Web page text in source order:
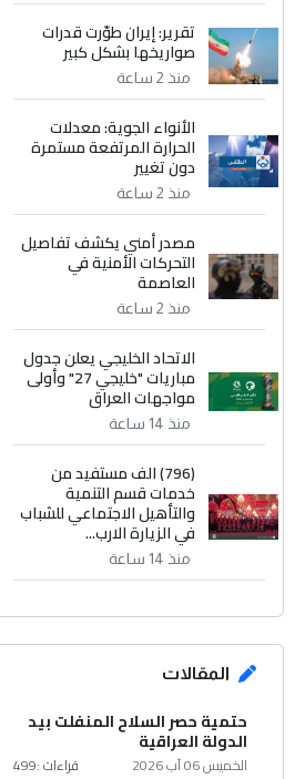
تقرير: إيران طوّرت قدرات
صواريخها بشكل كبير
منذ 2 ساعة
الأنواء الجوية: معدلات
الحرارة المرتفعة مستمرة
دون تغيير
منذ 2 ساعة
مصدر أمني يكشف تفاصيل
التحركات الأمنية في
العاصمة
منذ 2 ساعة
الاتحاد الخليجي يعلن جدول
مباريات "خليجي 27" وأولى
مواجهات العراق
منذ 14 ساعة
(796) الف مستفيد من
خدمات قسم التنمية
والتأهيل الاجتماعي للشباب
في الزيارة الارب...
منذ 14 ساعة
المقالات
حتمية حصر السلاح المنفلت بيد
الدولة العراقية
الخميس 06 آب 2026 قراءات :499